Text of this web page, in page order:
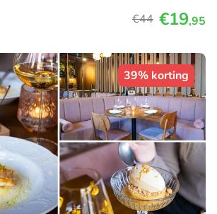
€44 €19,95
39% korting